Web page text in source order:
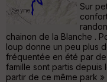
Sur
chainon de la Blanche .
loup donne un peu plus
fréquentée en été par
famille sont partis depuis
partir de ce même park »